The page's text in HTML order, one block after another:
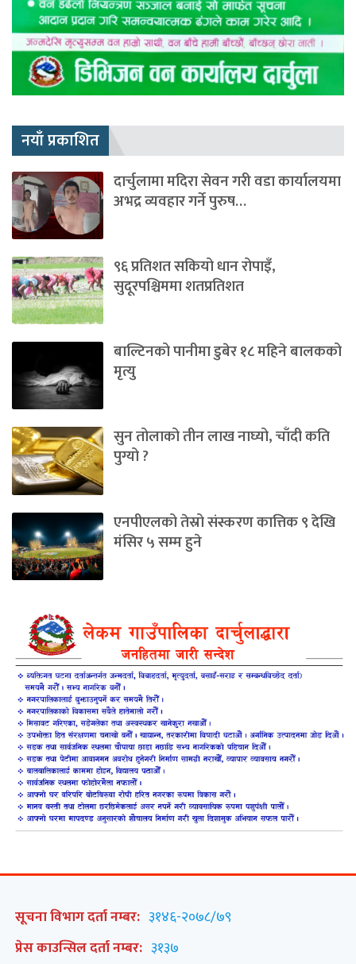
नयाँ प्रकाशित
दार्चुलामा मदिरा सेवन गरी वडा कार्यालयमा
अभद्र व्यवहार गर्ने पुरुष…
९६ प्रतिशत सकियो धान रोपाइँ,
सुदूरपश्चिममा शतप्रतिशत
बाल्टिनको पानीमा डुबेर १८ महिने बालकको
मृत्यु
सुन तोलाको तीन लाख नाघ्यो, चाँदी कति
पुग्यो ?
एनपीएलको तेस्रो संस्करण कात्तिक ९ देखि
मंसिर ५ सम्म हुने
सूचना विभाग दर्ता नम्बर: ३१४६-२०७८/७९
प्रेस काउन्सिल दर्ता नम्बर: ३१३७